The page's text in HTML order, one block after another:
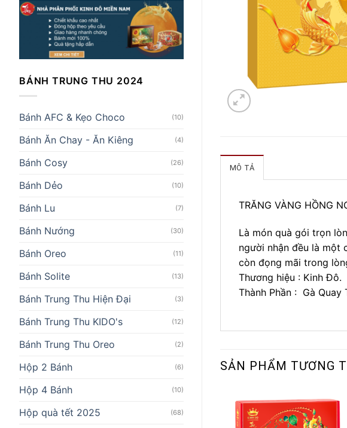
BÁNH TRUNG THU 2024
Bánh AFC & Kẹo Choco (10)
Bánh Ăn Chay - Ăn Kiêng (4)
Bánh Cosy (26)
Bánh Dẻo (10)
Bánh Lu (7)
Bánh Nướng (30)
Bánh Oreo (11)
Bánh Solite (13)
Bánh Trung Thu Hiện Đại (3)
Bánh Trung Thu KIDO's (12)
Bánh Trung Thu Oreo (2)
Hộp 2 Bánh (6)
Hộp 4 Bánh (10)
Hộp quà tết 2025 (68)
MÔ TẢ
TRĂNG VÀNG HỒNG
Là món quà gói trọn
người nhận đều là một
còn đọng mãi trong
Thương hiệu : Kinh Đô.
Thành Phần : Gà Quay
SẢN PHẨM TƯƠNG